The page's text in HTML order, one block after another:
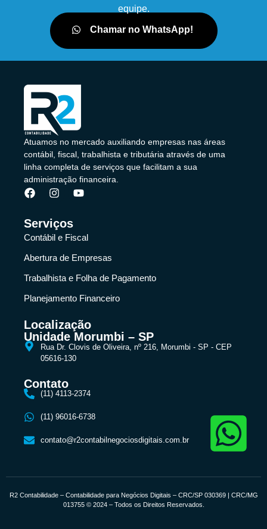
equipe.
Chamar no WhatsApp!
Atuamos no mercado auxiliando empresas nas áreas
contábil, fiscal, trabalhista e tributária através de uma
linha completa de serviços que facilitam a sua
administração financeira.
Serviços
Contábil e Fiscal
Abertura de Empresas
Trabalhista e Folha de Pagamento
Planejamento Financeiro
Localização
Unidade Morumbi – SP
Rua Dr. Clovis de Oliveira, nº 216, Morumbi - SP - CEP
05616-130
Contato
(11) 4113-2374
(11) 96016-6738
contato@r2contabilnegociosdigitais.com.br
R2 Contabilidade – Contabilidade para Negócios Digitais – CRC/SP 030369 | CRC/MG
013755 © 2024 – Todos os Direitos Reservados.